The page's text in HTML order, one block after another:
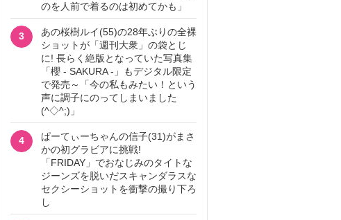
のを人前で着るのは初めてかも」
3
あの桜樹ルイ(55)の28年ぶりの全裸
ショットが「週刊大衆」の袋とじ
に! 長らく絶版となっていた写真集
「櫻 - SAKURA -」もデジタル限定
で発売～「今の私もみたい！という
声に調子にのってしまいました
(^◇^;)」
4
ぱーてぃーちゃんの信子(31)がまさ
かの初グラビアに挑戦!
「FRIDAY」でおなじみのタイトな
ジーンズを脱いだスキャンダラスな
セクシーショットを衝撃の撮り下ろ
し